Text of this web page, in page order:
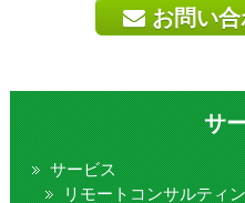
お問い合
サ
サービス
リモートコンサルティ